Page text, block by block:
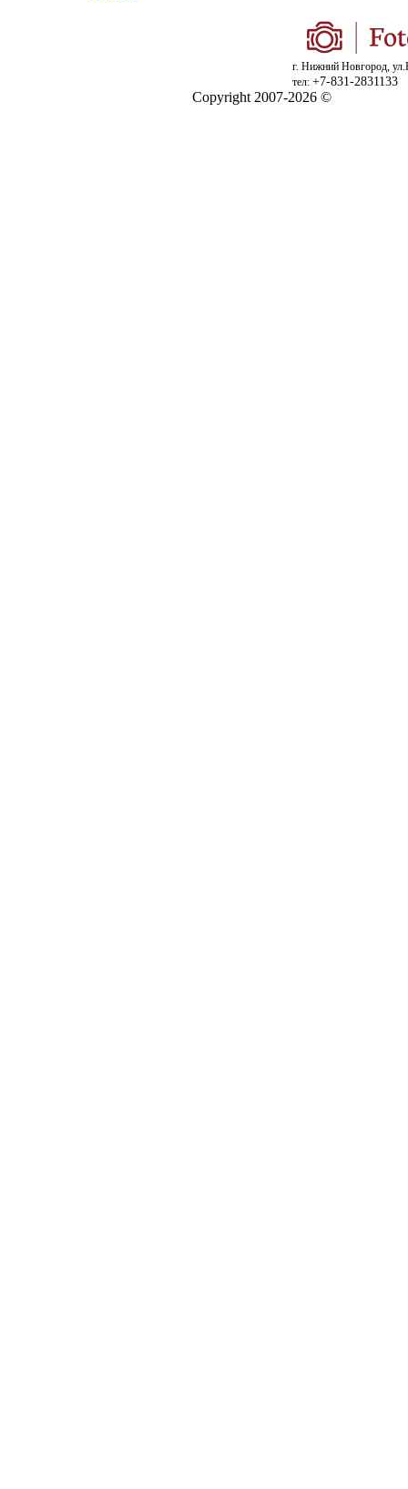
г. Нижний Новгород,
тел: +7-831-2831133
Copyright 2007-2026 ©